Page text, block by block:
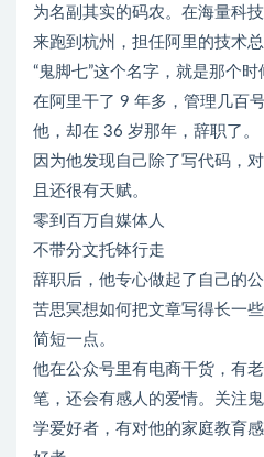
为名副其实的码农。在海量科
来跑到杭州，担任阿里的技术
“鬼脚七”这个名字，就是那个时
在阿里干了 9 年多，管理几百
他，却在 36 岁那年，辞职了。
因为他发现自己除了写代码，
且还很有天赋。
零到百万自媒体人
不带分文托钵行走
辞职后，他专心做起了自己的
苦思冥想如何把文章写得长一
简短一点。
他在公众号里有电商干货，有
笔，还会有感人的爱情。关注
学爱好者，有对他的家庭教育